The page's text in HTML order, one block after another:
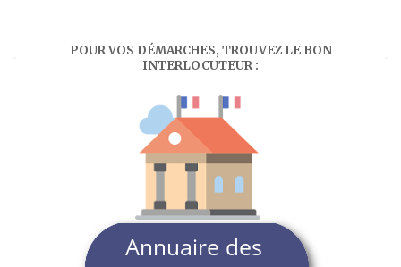
POUR VOS DÉMARCHES, TROUVEZ LE BON
INTERLOCUTEUR :